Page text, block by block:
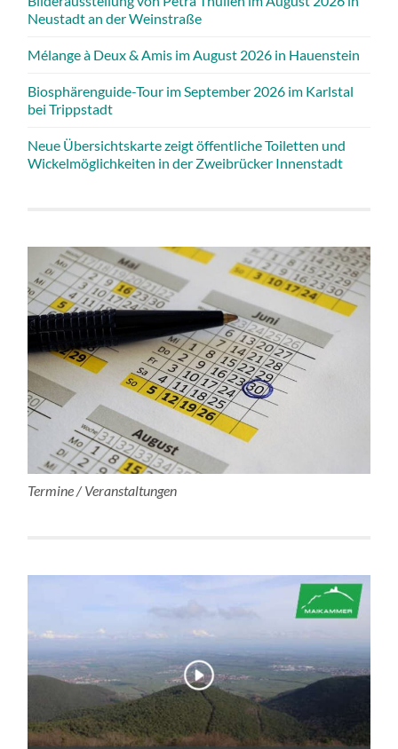
Neustadt an der Weinstraße
Mélange à Deux & Amis im August 2026 in Hauenstein
Biosphärenguide-Tour im September 2026 im Karlstal
bei Trippstadt
Neue Übersichtskarte zeigt öffentliche Toiletten und
Wickelmöglichkeiten in der Zweibrücker Innenstadt
Termine / Veranstaltungen